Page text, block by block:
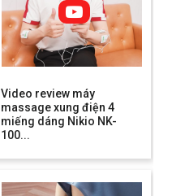
Video review máy
massage xung điện 4
miếng dáng Nikio NK-
100...